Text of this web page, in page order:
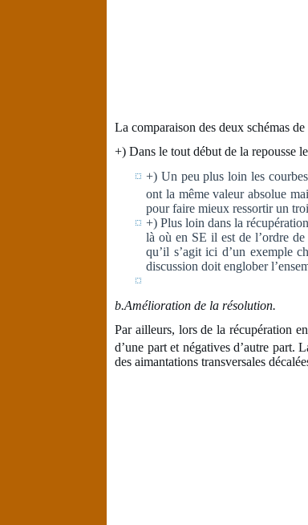
La comparaison des deux schémas
+) Dans le tout début de la repousse
+) Un peu plus loin les
ont la même valeur absolue
pour faire mieux ressortir un
+) Plus loin dans la
là où en SE il est de l’ordre
qu’il s’agit ici d’un exemple
discussion doit englober
b.Amélioration de la résolution.
Par ailleurs, lors de la récupération
d’une part et négatives d’autre part.
des aimantations transversales